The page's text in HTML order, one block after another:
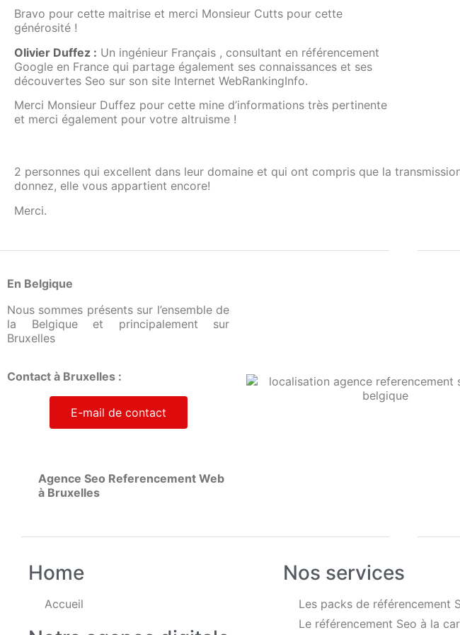
Bravo pour cette maitrise et merci Monsieur Cutts pour cette
générosité !
Olivier Duffez : Un ingénieur Français , consultant en référencement
Google en France qui partage également ses connaissances et ses
découvertes Seo sur son site Internet WebRankingInfo.
Merci Monsieur Duffez pour cette mine d’informations très pertinente
et merci également pour votre altruisme !
2 personnes qui excellent dans leur domaine et qui ont compris que la
donnez, elle vous appartient encore!
Merci.
En Belgique
Nous sommes présents sur l’ensemble de
la Belgique et principalement sur
Bruxelles
Contact à Bruxelles :
E-mail de contact
Agence Seo Referencement Web
à Bruxelles
Home
Accueil
Nos services
Les packs de référencement
Le référencement Seo à la